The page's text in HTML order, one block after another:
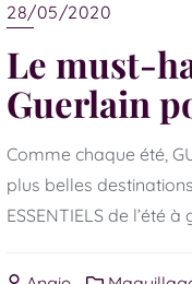
28/05/2020
Le must-
Guerlain
Comme chaque été,
plus belles
ESSENTIELS de l’été